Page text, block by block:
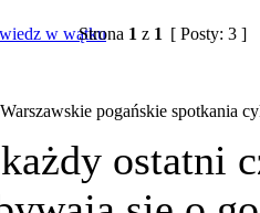
Strona 1 z 1 [ Posty: 3 ]
Warszawskie pogańskie spotkania
ostatni